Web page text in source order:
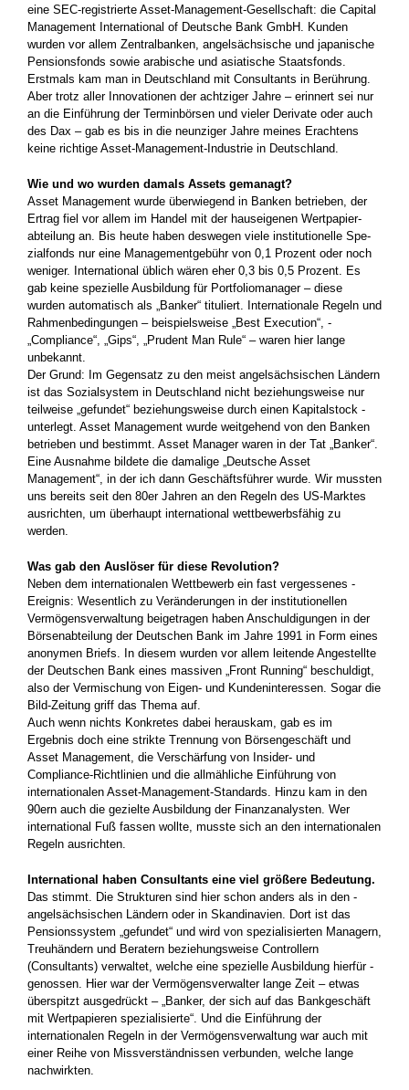
eine SEC-registrierte Asset-­Management-Gesellschaft: die Capital
Management International of Deutsche Bank GmbH. Kunden
wurden vor allem Zentralbanken, angelsächsische und japanische
Pen­sionsfonds sowie arabische und asiatische Staatsfonds.
Erstmals kam man in Deutschland mit Consultants in Berührung.
Aber trotz aller Innovationen der achtziger Jahre – erinnert sei nur
an die Einführung der Terminbörsen und vieler Derivate oder auch
des Dax – gab es bis in die neunziger Jahre meines Erachtens
keine richtige Asset-Management-Industrie in Deutschland.
Wie und wo wurden damals Assets gemanagt?
Asset Management wurde überwiegend in Banken betrieben, der
Ertrag fiel vor allem im Handel mit der hauseigenen Wertpapier­
abteilung an. Bis heute haben deswegen viele institutionelle Spe­
zialfonds nur eine Managementgebühr von 0,1 Prozent oder noch
weniger. International üblich wären eher 0,3 bis 0,5 Prozent. Es
gab keine spezielle Ausbildung für Portfoliomanager – diese
wurden automatisch als „Banker“ tituliert. Internationale Regeln und
Rahmenbedingungen – beispielsweise „Best Execution“, ­
„Compliance“, „Gips“, „Prudent Man Rule“ – waren hier lange
unbekannt.
Der Grund: Im Gegensatz zu den meist angelsächsischen Ländern
ist das Sozialsystem in Deutschland nicht beziehungsweise nur
teilweise „gefundet“ beziehungsweise durch einen Kapitalstock ­
unterlegt. Asset Management wurde weitgehend von den Banken
betrieben und bestimmt. Asset Manager waren in der Tat „Banker“.
Eine Ausnahme bildete die damalige „Deutsche Asset
Management“, in der ich dann Geschäftsführer wurde. Wir mussten
uns bereits seit den 80er Jahren an den Regeln des US-Marktes
ausrichten, um überhaupt international wettbewerbsfähig zu
werden.
Was gab den Auslöser für diese Revolution?
Neben dem internationalen Wettbewerb ein fast vergessenes ­
Ereignis: Wesentlich zu Veränderungen in der institutionellen
Vermögensverwaltung beigetragen haben Anschuldigungen in der
Börsenabteilung der Deutschen Bank im Jahre 1991 in Form eines
anonymen Briefs. In diesem wurden vor allem leitende Angestellte
der Deutschen Bank eines massiven „Front Running“ beschuldigt,
also der Vermischung von Eigen- und Kundeninteressen. Sogar die
Bild-Zeitung griff das Thema auf.
Auch wenn nichts Konkretes dabei herauskam, gab es im
Ergebnis doch eine strikte Trennung von Börsengeschäft und
Asset Management, die Verschärfung von Insider- und
Compliance-Richtlinien und die allmähliche Einführung von
internationalen Asset-­Management-Standards. Hinzu kam in den
90ern auch die ­gezielte Ausbildung der Finanzanalysten. Wer
international Fuß fassen wollte, musste sich an den internationalen
Regeln ausrichten.
International haben Consultants eine viel größere Bedeutung.
Das stimmt. Die Strukturen sind hier schon anders als in den ­
angelsächsischen Ländern oder in Skandinavien. Dort ist das
Pensionssystem „gefundet“ und wird von spezialisierten Managern,
Treuhändern und Beratern beziehungsweise Controllern
(Consultants) verwaltet, welche eine spezielle Ausbildung hierfür ­
genossen. Hier war der Vermögensverwalter lange Zeit – etwas
überspitzt ausgedrückt – „Banker, der sich auf das Bankgeschäft
mit Wert­papieren spezialisierte“. Und die Einführung der
internationalen Regeln in der Vermögensverwaltung war auch mit
einer Reihe von Missverständnissen verbunden, welche lange
nachwirkten.